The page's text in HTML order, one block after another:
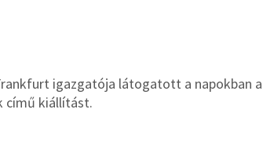
igazgatója látogatott a napokban
című kiállítást.